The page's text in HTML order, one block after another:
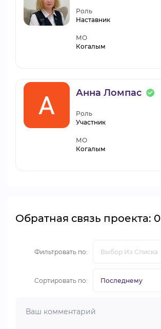
Роль
Наставник
МО
Когалым
Анна Ломпас
Роль
Участник
МО
Когалым
Обратная связь проекта: 0
Фильтровать по:
Сортировать по: